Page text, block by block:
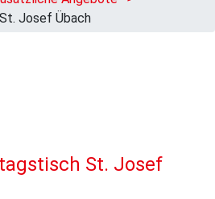
Josef Übach
St. Josef